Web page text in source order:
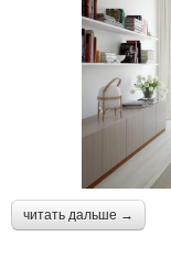
читать дальше →